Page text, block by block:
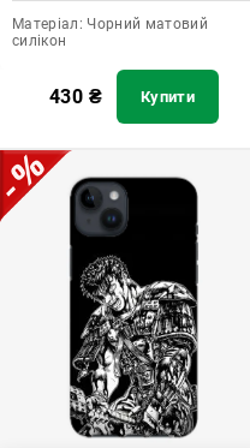
Матеріал: Чорний матовий
силікон
430 ₴ Купити